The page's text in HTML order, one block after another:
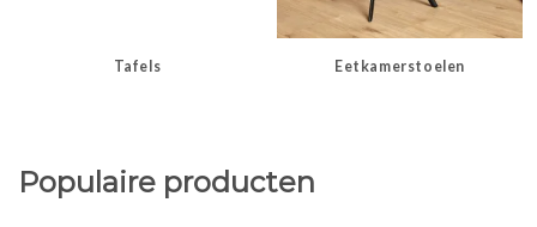
Tafels Eetkamerstoelen
Populaire producten